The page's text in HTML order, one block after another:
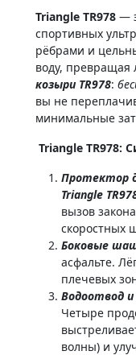
Triangle TR978 —
спортивных
рёбрами и
воду, превращая
козыри TR978:
вы не
минимальные
Triangle
Протектор
Triangle
вызов
скоростных
Боковые
асфальте.
плечевых
Водоотвод
Четыре
волны) и